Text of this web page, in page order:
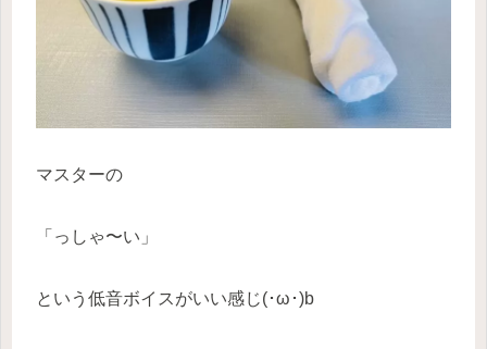
マスターの
「っしゃ〜い」
という低音ボイスがいい感じ(･ω･)b